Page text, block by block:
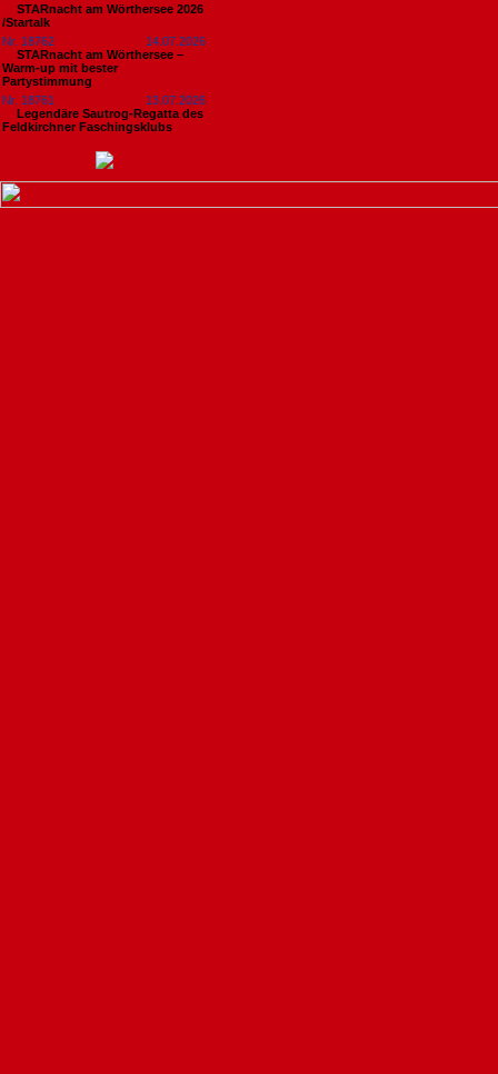
STARnacht am Wörthersee 2026
/Startalk
Nr. 18762
14.07.2026
STARnacht am Wörthersee –
Warm-up mit bester
Partystimmung
Nr. 18761
13.07.2026
Legendäre Sautrog-Regatta des
Feldkirchner Faschingsklubs